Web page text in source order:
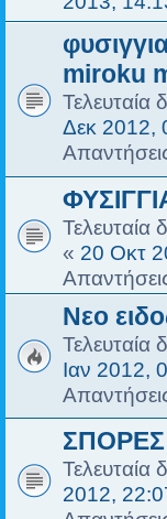
miroku
Τελευταία
Δεκ 2012,
Τελευταία
« 20 Οκτ
Νεο
Τελευταία
Ιαν 2012,
ΣΠΟΡΕΣ
Τελευταία
2012,